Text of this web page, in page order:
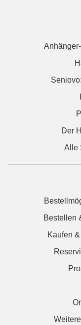
Der
Alle
Bestellen
Kaufen